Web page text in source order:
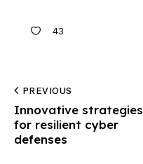
43
PREVIOUS
Innovative strategies
for resilient cyber
defenses